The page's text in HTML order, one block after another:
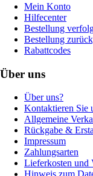
Mein Konto
Hilfecenter
Bestellung
Bestellung
Rabattcodes
Über uns
Über uns?
Kontaktieren Sie
Allgemeine
Rückgabe &
Impressum
Zahlungsarten
Lieferkosten und